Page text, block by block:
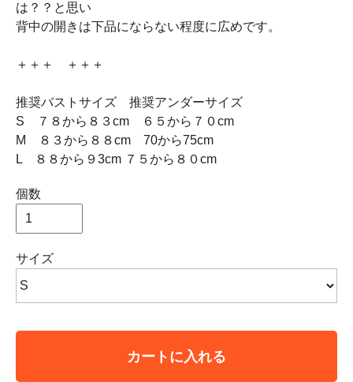
は？？と思い
背中の開きは下品にならない程度に広めです。
＋＋＋ ＋＋＋
推奨バストサイズ 推奨アンダーサイズ
S ７８から８３cm ６５から７０cm
M ８３から８８cm 70から75cm
L ８８から９3cm ７５から８０cm
個数
サイズ
カートに入れる